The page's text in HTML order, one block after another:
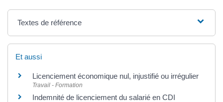
Textes de référence
Et aussi
Licenciement économique nul, injustifié ou irrégulier
Travail - Formation
Indemnité de licenciement du salarié en CDI